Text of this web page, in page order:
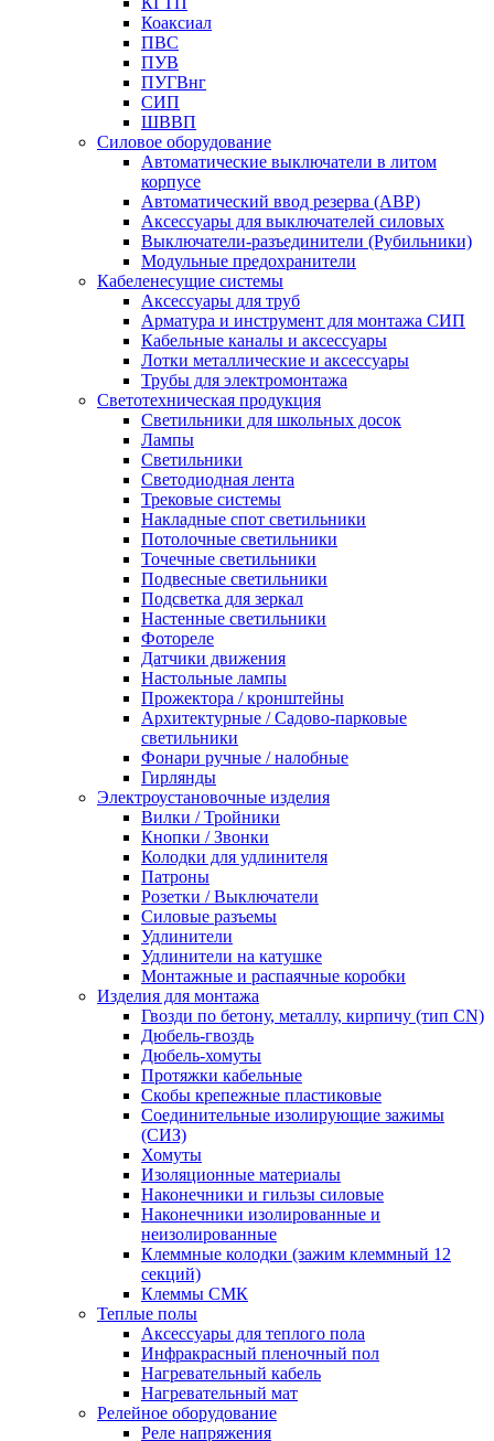
Коаксиал
ПВС
ПУВ
ПУГВнг
СИП
ШВВП
Силовое оборудование
Автоматические выключатели в литом
корпусе
Автоматический ввод резерва (АВР)
Аксессуары для выключателей силовых
Выключатели-разъединители (Рубильники)
Модульные предохранители
Кабеленесущие системы
Аксессуары для труб
Арматура и инструмент для монтажа СИП
Кабельные каналы и аксессуары
Лотки металлические и аксессуары
Трубы для электромонтажа
Светотехническая продукция
Светильники для школьных досок
Лампы
Светильники
Светодиодная лента
Трековые системы
Накладные спот светильники
Потолочные светильники
Точечные светильники
Подвесные светильники
Подсветка для зеркал
Настенные светильники
Фотореле
Датчики движения
Настольные лампы
Прожектора / кронштейны
Архитектурные / Садово-парковые
светильники
Фонари ручные / налобные
Гирлянды
Электроустановочные изделия
Вилки / Тройники
Кнопки / Звонки
Колодки для удлинителя
Патроны
Розетки / Выключатели
Силовые разъемы
Удлинители
Удлинители на катушке
Монтажные и распаячные коробки
Изделия для монтажа
Гвозди по бетону, металлу, кирпичу (тип CN)
Дюбель-гвоздь
Дюбель-хомуты
Протяжки кабельные
Скобы крепежные пластиковые
Соединительные изолирующие зажимы
(СИЗ)
Хомуты
Изоляционные материалы
Наконечники и гильзы силовые
Наконечники изолированные и
неизолированные
Клеммные колодки (зажим клеммный 12
секций)
Клеммы СМК
Теплые полы
Аксессуары для теплого пола
Инфракрасный пленочный пол
Нагревательный кабель
Нагревательный мат
Релейное оборудование
Реле напряжения